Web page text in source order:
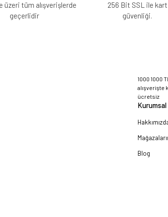
üzeri tüm alışverişlerde
geçerlidir
256 Bit SSL ile kart
güvenliği.
1000 1000
alışverişte
ücretsiz
Kurumsal
Blog